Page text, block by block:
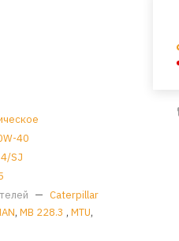
40
SJ
— Caterpillar
,MB 228.3,MTU,